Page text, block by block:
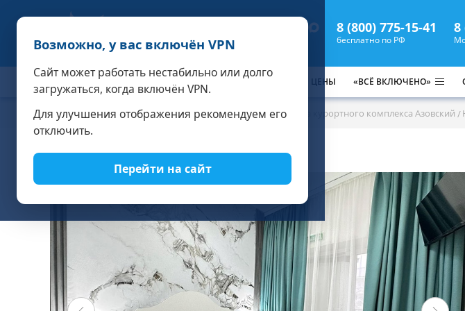
Возможно, у вас включён VPN
Сайт может работать нестабильно или долго
загружаться, когда включён VPN.
Для улучшения отображения рекомендуем его
отключить.
Перейти на сайт
8 (800) 775-15-41
бесплатно по РФ
8
АКЦИИ НОМЕРА И ЦЕНЫ «ВСЁ ВКЛЮЧЕНО»
Главная Азовский - курортный комплекс в Крыму Номера курортного комплекса Азовский